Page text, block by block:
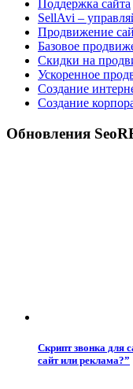
Поддержка сайта
SellAvi –
Продвижение
Базовое
Скидки на
Ускоренное
Создание
Создание
Обновления
Скрипт звонка для
сайт или реклама?”